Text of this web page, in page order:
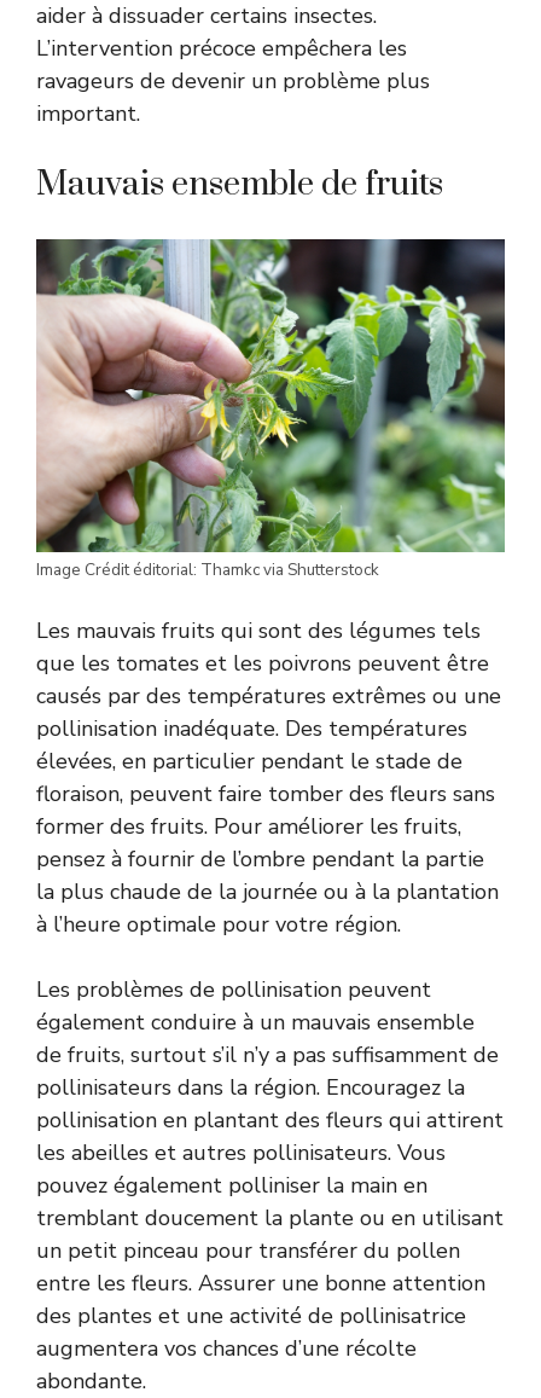
aider à dissuader certains insectes.
L’intervention précoce empêchera les
ravageurs de devenir un problème plus
important.
Mauvais ensemble de fruits
Image Crédit éditorial: Thamkc via Shutterstock
Les mauvais fruits qui sont des légumes tels
que les tomates et les poivrons peuvent être
causés par des températures extrêmes ou une
pollinisation inadéquate. Des températures
élevées, en particulier pendant le stade de
floraison, peuvent faire tomber des fleurs sans
former des fruits. Pour améliorer les fruits,
pensez à fournir de l’ombre pendant la partie
la plus chaude de la journée ou à la plantation
à l’heure optimale pour votre région.
Les problèmes de pollinisation peuvent
également conduire à un mauvais ensemble
de fruits, surtout s’il n’y a pas suffisamment de
pollinisateurs dans la région. Encouragez la
pollinisation en plantant des fleurs qui attirent
les abeilles et autres pollinisateurs. Vous
pouvez également polliniser la main en
tremblant doucement la plante ou en utilisant
un petit pinceau pour transférer du pollen
entre les fleurs. Assurer une bonne attention
des plantes et une activité de pollinisatrice
augmentera vos chances d’une récolte
abondante.